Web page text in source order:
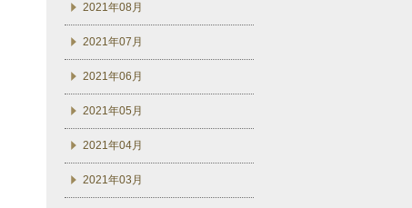
2021年08月
2021年07月
2021年06月
2021年05月
2021年04月
2021年03月